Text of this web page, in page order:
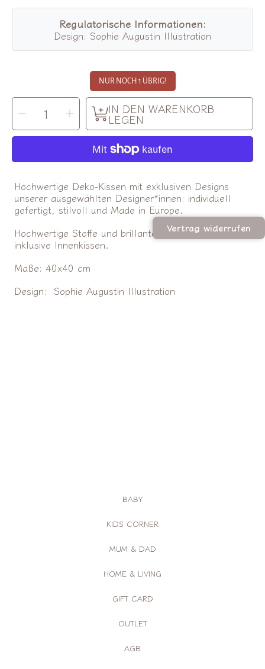
Regulatorische Informationen:
Design: Sophie Augustin Illustration
NUR NOCH 1 ÜBRIG!
MENGE
AUSWÄHLEN
Menge
für
Textilwerk
|
Kissen
verringern
Menge
für
Textilwerk
|
Kissen
Martini
erhöhen
IN DEN WARENKORB
LEGEN
Hochwertige Deko-Kissen mit exklusiven Designs
unserer ausgewählten Designer*innen: individuell
gefertigt, stilvoll und Made in Europe.
Hochwertige Stoffe und brillante Druckqualität
inklusive Innenkissen.
Maße: 40x40 cm
Design: Sophie Augustin Illustration
BABY
KIDS CORNER
MUM & DAD
HOME & LIVING
GIFT CARD
OUTLET
AGB
Vertrag widerrufen